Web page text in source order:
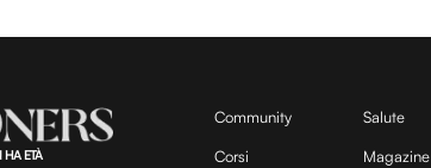
ETÀ
Community
Corsi
Salute
Magazine